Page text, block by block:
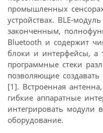
промышленных
устройствах. BLE-
законченным,
Bluetooth и содержит
блоки и интерфейсы, а
программные стеки
позволяющие
[1]. Встроенная
гибкие аппаратные
интегрировать модули
оборудование.